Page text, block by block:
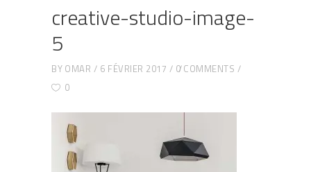
creative-studio-image-
5
BY OMAR 6 FÉVRIER 2017
0 COMMENTS
0